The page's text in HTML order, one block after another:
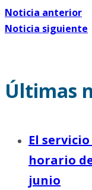
Noticia anterior
Noticia siguiente
Últimas
El
horario
junio